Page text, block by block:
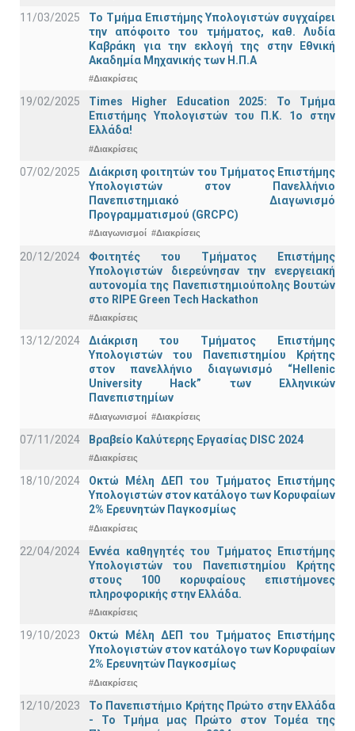
11/03/2025
Το Τμήμα Επιστήμης Υπολογιστών συγχαίρει
την απόφοιτο του τμήματος, καθ. Λυδία
Καβράκη για την εκλογή της στην Εθνική
Ακαδημία Μηχανικής των Η.Π.Α
#Διακρίσεις
19/02/2025
Times Higher Education 2025: Το Τμήμα
Επιστήμης Υπολογιστών του Π.Κ. 1ο στην
Ελλάδα!
#Διακρίσεις
07/02/2025
Διάκριση φοιτητών του Τμήματος Επιστήμης
Υπολογιστών στον Πανελλήνιο
Πανεπιστημιακό Διαγωνισμό
Προγραμματισμού (GRCPC)
#Διαγωνισμοί #Διακρίσεις
20/12/2024
Φοιτητές του Τμήματος Επιστήμης
Υπολογιστών διερεύνησαν την ενεργειακή
αυτονομία της Πανεπιστημιούπολης Βουτών
στο RIPE Green Tech Hackathon
#Διακρίσεις
13/12/2024
Διάκριση του Τμήματος Επιστήμης
Υπολογιστών του Πανεπιστημίου Κρήτης
στον πανελλήνιο διαγωνισμό “Hellenic
University Hack” των Ελληνικών
Πανεπιστημίων
#Διαγωνισμοί #Διακρίσεις
07/11/2024 Βραβείο Καλύτερης Εργασίας DISC 2024
#Διακρίσεις
18/10/2024
Οκτώ Μέλη ΔΕΠ του Τμήματος Επιστήμης
Υπολογιστών στον κατάλογο των Κορυφαίων
2% Ερευνητών Παγκοσμίως
#Διακρίσεις
22/04/2024
Εννέα καθηγητές του Τμήματος Επιστήμης
Υπολογιστών του Πανεπιστημίου Κρήτης
στους 100 κορυφαίους επιστήμονες
πληροφορικής στην Ελλάδα.
#Διακρίσεις
19/10/2023
Οκτώ Μέλη ΔΕΠ του Τμήματος Επιστήμης
Υπολογιστών στον κατάλογο των Κορυφαίων
2% Ερευνητών Παγκοσμίως
#Διακρίσεις
12/10/2023
Το Πανεπιστήμιο Κρήτης Πρώτο στην Ελλάδα
- Το Τμήμα μας Πρώτο στον Τομέα της